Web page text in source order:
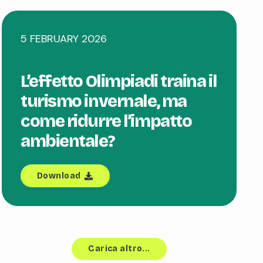
5 FEBRUARY 2026
L’effetto Olimpiadi traina il
turismo invernale, ma
come ridurre l’impatto
ambientale?
Download
Carica altro...